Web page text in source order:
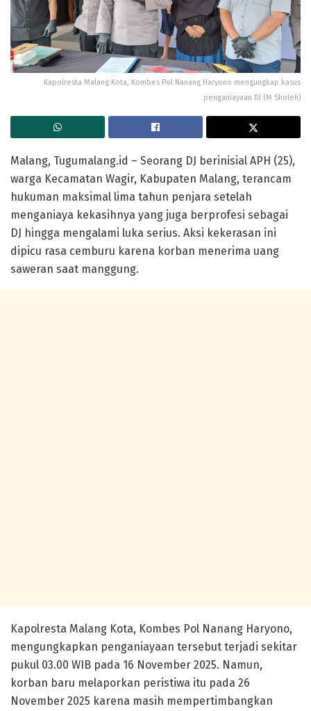
Kapolresta Malang Kota, Kombes Pol Nanang Haryono mengungkap kasus
penganiayaan DJ (M Sholeh)
Malang, Tugumalang.id – Seorang DJ berinisial APH (25),
warga Kecamatan Wagir, Kabupaten Malang, terancam
hukuman maksimal lima tahun penjara setelah
menganiaya kekasihnya yang juga berprofesi sebagai
DJ hingga mengalami luka serius. Aksi kekerasan ini
dipicu rasa cemburu karena korban menerima uang
saweran saat manggung.
Kapolresta Malang Kota, Kombes Pol Nanang Haryono,
mengungkapkan penganiayaan tersebut terjadi sekitar
pukul 03.00 WIB pada 16 November 2025. Namun,
korban baru melaporkan peristiwa itu pada 26
November 2025 karena masih mempertimbangkan